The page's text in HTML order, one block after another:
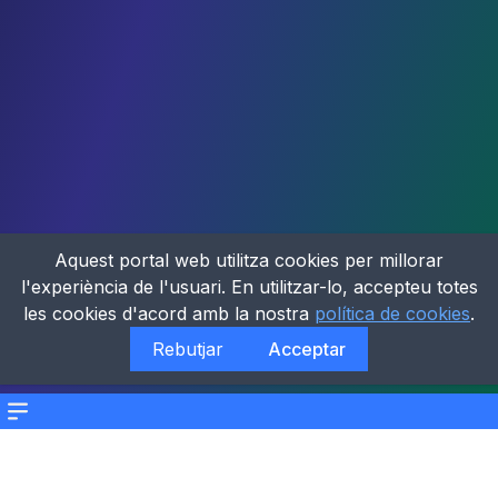
Menu
Aquest portal web utilitza cookies per millorar
l'experiència de l'usuari. En utilitzar-lo, accepteu totes
les cookies d'acord amb la nostra política de cookies.
Rebutjar
Acceptar